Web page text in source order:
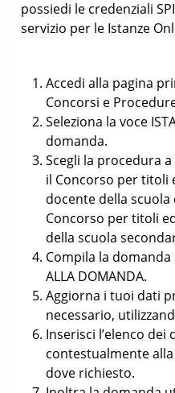
possiedi le credenziali
servizio per le Istanze
Accedi alla pagina
Concorsi e
Seleziona la voce
domanda.
Scegli la procedura
il Concorso per titoli
docente della scuola
Concorso per titoli
della scuola
Compila la
ALLA DOMANDA.
Aggiorna i tuoi dati
necessario,
Inserisci l’elenco
contestualmente
dove richiesto.